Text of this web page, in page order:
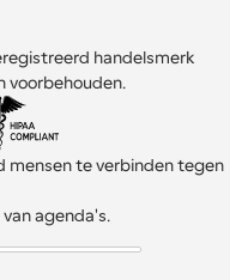
handelsmerk
voorbehouden.
mensen te verbinden tegen
agenda's.